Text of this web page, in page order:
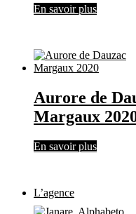
En savoir plus
Aurore de
Margaux
En savoir plus
L’agence